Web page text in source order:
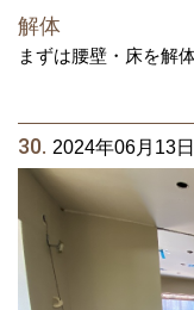
解体
まずは腰壁・床を解
30. 2024年06月13日